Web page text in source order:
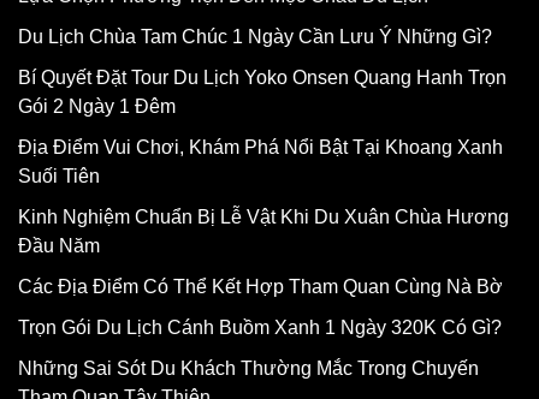
Du Lịch Chùa Tam Chúc 1 Ngày Cần Lưu Ý Những Gì?
Bí Quyết Đặt Tour Du Lịch Yoko Onsen Quang Hanh Trọn
Gói 2 Ngày 1 Đêm
Địa Điểm Vui Chơi, Khám Phá Nổi Bật Tại Khoang Xanh
Suối Tiên
Kinh Nghiệm Chuẩn Bị Lễ Vật Khi Du Xuân Chùa Hương
Đầu Năm
Các Địa Điểm Có Thể Kết Hợp Tham Quan Cùng Nà Bờ
Trọn Gói Du Lịch Cánh Buồm Xanh 1 Ngày 320K Có Gì?
Những Sai Sót Du Khách Thường Mắc Trong Chuyến